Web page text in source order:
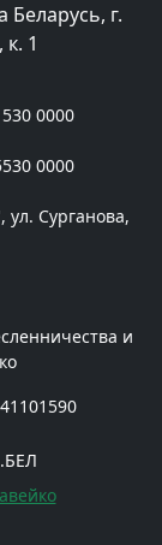
Беларусь, г.
1
0000
0000
Сурганова,
и